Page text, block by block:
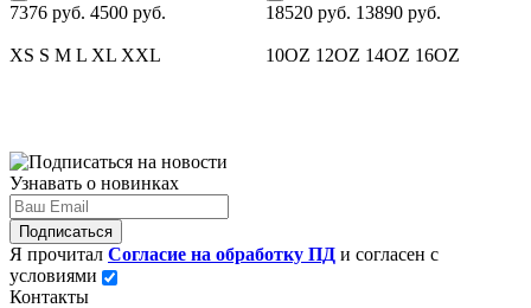
7376 руб. 4500 руб.
XS S M L XL XXL
18520 руб. 13890 руб.
10OZ 12OZ 14OZ 16OZ
Узнавать о новинках
Подписаться
Я прочитал Согласие на обработку ПД и согласен с
условиями
Контакты